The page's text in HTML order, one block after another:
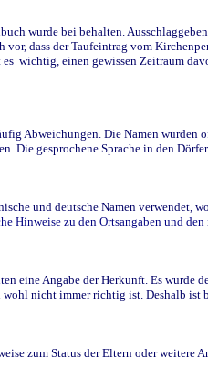
wurde bei behalten.
vor, dass der Taufeintrag vom
wichtig, einen gewissen Zeitraum
Abweichungen. Die Namen wurden
Die gesprochene Sprache in den
und deutsche Namen verwendet,
Hinweise zu den Ortsangaben und
eine Angabe der Herkunft. Es wurde
nicht immer richtig ist. Deshalb ist
zum Status der Eltern oder weitere